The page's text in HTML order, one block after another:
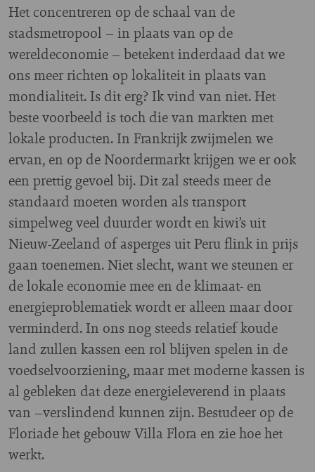
Het concentreren op de schaal van de
stadsmetropool – in plaats van op de
wereldeconomie – betekent inderdaad dat we
ons meer richten op lokaliteit in plaats van
mondialiteit. Is dit erg? Ik vind van niet. Het
beste voorbeeld is toch die van markten met
lokale producten. In Frankrijk zwijmelen we
ervan, en op de Noordermarkt krijgen we er ook
een prettig gevoel bij. Dit zal steeds meer de
standaard moeten worden als transport
simpelweg veel duurder wordt en kiwi’s uit
Nieuw-Zeeland of asperges uit Peru flink in prijs
gaan toenemen. Niet slecht, want we steunen er
de lokale economie mee en de klimaat- en
energieproblematiek wordt er alleen maar door
verminderd. In ons nog steeds relatief koude
land zullen kassen een rol blijven spelen in de
voedselvoorziening, maar met moderne kassen is
al gebleken dat deze energieleverend in plaats
van –verslindend kunnen zijn. Bestudeer op de
Floriade het gebouw Villa Flora en zie hoe het
werkt.